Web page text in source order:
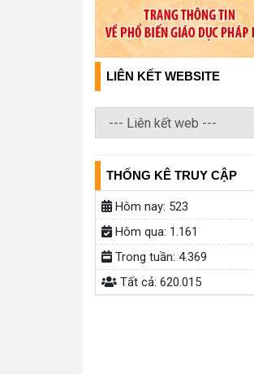
LIÊN KẾT WEBSITE
THỐNG KÊ TRUY CẬP
Hôm nay: 523
Hôm qua: 1.161
Trong tuần: 4.369
Tất cả: 620.015